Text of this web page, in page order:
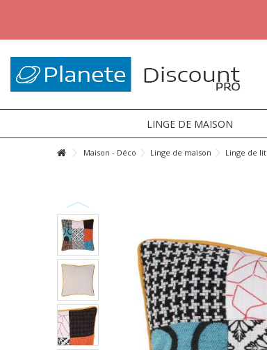
LINGE DE MAISON
Maison - Déco Linge de maison Linge de lit